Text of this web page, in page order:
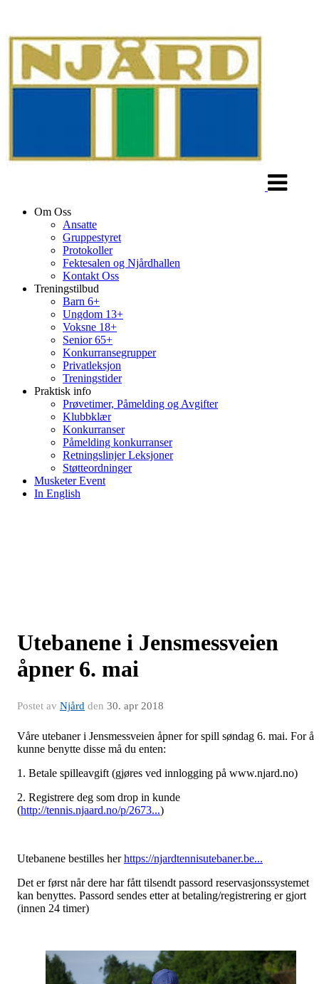
Om Oss
Ansatte
Gruppestyret
Protokoller
Fektesalen og Njårdhallen
Kontakt Oss
Treningstilbud
Barn 6+
Ungdom 13+
Voksne 18+
Senior 65+
Konkurransegrupper
Privatleksjon
Treningstider
Praktisk info
Prøvetimer, Påmelding og Avgifter
Klubbklær
Konkurranser
Påmelding konkurranser
Retningslinjer Leksjoner
Støtteordninger
Musketer Event
In English
Utebanene i Jensmessveien
åpner 6. mai
Postet av Njård den 30. apr 2018
Våre utebaner i Jensmessveien åpner for spill søndag 6. mai. For å
kunne benytte disse må du enten:
1. Betale spilleavgift (gjøres ved innlogging på www.njard.no)
2. Registrere deg som drop in kunde
(http://tennis.njaard.no/p/2673...)
Utebanene bestilles herhttps://njardtennisutebaner.be...
Det er først når dere har fått tilsendt passord reservasjonssystemet
kan benyttes. Passord sendes etter at betaling/registrering er gjort
(innen 24 timer)